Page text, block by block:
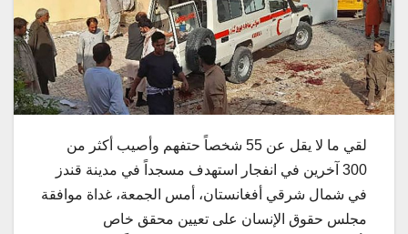
لقي ما لا يقل عن 55 شخصاً حتفهم وأصيب أكثر من
300 آخرين في انفجار استهدف مسجداً في مدينة قندز
في شمال شرقي أفغانستان، أمس الجمعة، غداة موافقة
مجلس حقوق الإنسان على تعيين محقق خاص